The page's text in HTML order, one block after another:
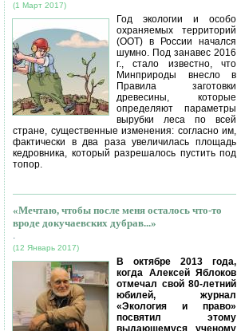
(1 Март 2017)
Год экологии и особо
охраняемых территорий
(ООТ) в России начался
шумно. Под занавес 2016
г., стало известно, что
Минприроды внесло в
Правила заготовки
древесины, которые
определяют параметры
вырубки леса по всей
стране, существенные изменения: согласно им,
фактически в два раза увеличилась площадь
кедровника, который разрешалось пустить под
топор.
«Мечтаю, чтобы после меня осталось что-то
вроде докучаевских дубрав...»
.
(12 Январь 2017)
В октябре 2013 года,
когда Алексей Яблоков
отмечал свой 80-летний
юбилей, журнал
«Экология и право»
посвятил этому
выдающемуся ученому